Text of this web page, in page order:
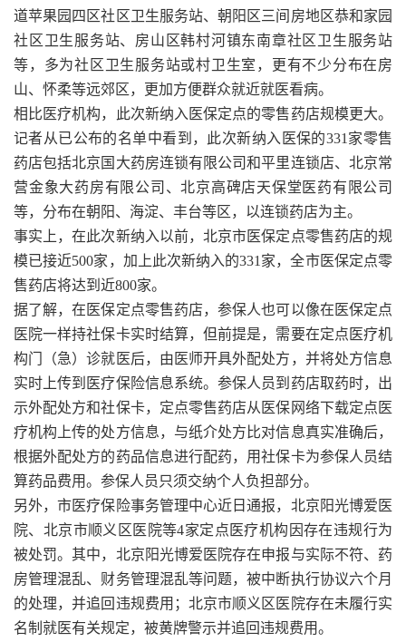
道苹果园四区社区卫生服务站、朝阳区三间房地区恭和家园
社区卫生服务站、房山区韩村河镇东南章社区卫生服务站
等，多为社区卫生服务站或村卫生室，更有不少分布在房
山、怀柔等远郊区，更加方便群众就近就医看病。
相比医疗机构，此次新纳入医保定点的零售药店规模更大。
记者从已公布的名单中看到，此次新纳入医保的331家零售
药店包括北京国大药房连锁有限公司和平里连锁店、北京常
营金象大药房有限公司、北京高碑店天保堂医药有限公司
等，分布在朝阳、海淀、丰台等区，以连锁药店为主。
事实上，在此次新纳入以前，北京市医保定点零售药店的规
模已接近500家，加上此次新纳入的331家，全市医保定点零
售药店将达到近800家。
据了解，在医保定点零售药店，参保人也可以像在医保定点
医院一样持社保卡实时结算，但前提是，需要在定点医疗机
构门（急）诊就医后，由医师开具外配处方，并将处方信息
实时上传到医疗保险信息系统。参保人员到药店取药时，出
示外配处方和社保卡，定点零售药店从医保网络下载定点医
疗机构上传的处方信息，与纸介处方比对信息真实准确后，
根据外配处方的药品信息进行配药，用社保卡为参保人员结
算药品费用。参保人员只须交纳个人负担部分。
另外，市医疗保险事务管理中心近日通报，北京阳光博爱医
院、北京市顺义区医院等4家定点医疗机构因存在违规行为
被处罚。其中，北京阳光博爱医院存在申报与实际不符、药
房管理混乱、财务管理混乱等问题，被中断执行协议六个月
的处理，并追回违规费用；北京市顺义区医院存在未履行实
名制就医有关规定，被黄牌警示并追回违规费用。